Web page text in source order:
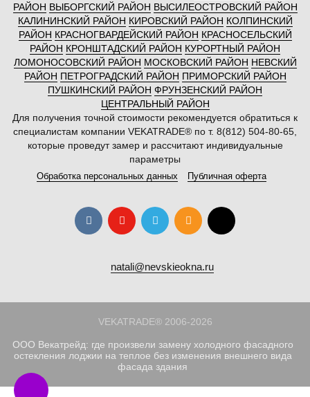
РАЙОН ВЫБОРГСКИЙ РАЙОН ВЫСИЛЕОСТРОВСКИЙ РАЙОН
КАЛИНИНСКИЙ РАЙОН КИРОВСКИЙ РАЙОН КОЛПИНСКИЙ
РАЙОН КРАСНОГВАРДЕЙСКИЙ РАЙОН КРАСНОСЕЛЬСКИЙ
РАЙОН КРОНШТАДСКИЙ РАЙОН КУРОРТНЫЙ РАЙОН
ЛОМОНОСОВСКИЙ РАЙОН МОСКОВСКИЙ РАЙОН НЕВСКИЙ
РАЙОН ПЕТРОГРАДСКИЙ РАЙОН ПРИМОРСКИЙ РАЙОН
ПУШКИНСКИЙ РАЙОН ФРУНЗЕНСКИЙ РАЙОН
ЦЕНТРАЛЬНЫЙ РАЙОН
Для получения точной стоимости рекомендуется обратиться к
специалистам компании VEKATRADE® по т. 8(812) 504-80-65,
которые проведут замер и рассчитают индивидуальные
параметры
Обработка персональных данных Публичная оферта
natali@nevskieokna.ru
VEKATRADE® 2006-2026
ООО Векатрейд: где произвели замену холодного фасадного
остекления лоджии на теплое без изменения внешнего вида
фасада здания